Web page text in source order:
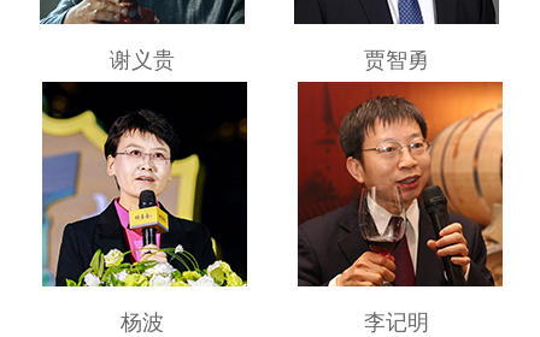
谢义贵 贾智勇
杨波 李记明